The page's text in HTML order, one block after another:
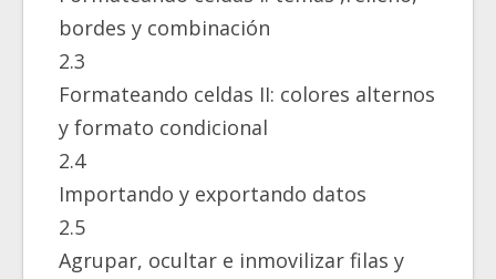
bordes y combinación
2.3
Formateando celdas II: colores alternos
y formato condicional
2.4
Importando y exportando datos
2.5
Agrupar, ocultar e inmovilizar filas y